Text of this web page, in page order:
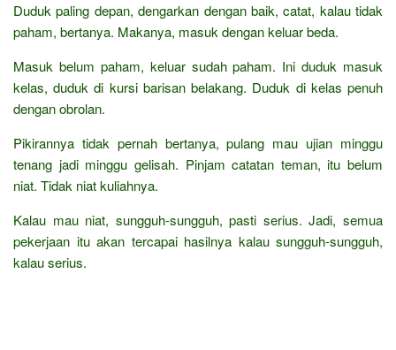
Duduk paling depan, dengarkan dengan baik, catat, kalau tidak
paham, bertanya. Makanya, masuk dengan keluar beda.
Masuk belum paham, keluar sudah paham. Ini duduk masuk
kelas, duduk di kursi barisan belakang. Duduk di kelas penuh
dengan obrolan.
Pikirannya tidak pernah bertanya, pulang mau ujian minggu
tenang jadi minggu gelisah. Pinjam catatan teman, itu belum
niat. Tidak niat kuliahnya.
Kalau mau niat, sungguh-sungguh, pasti serius. Jadi, semua
pekerjaan itu akan tercapai hasilnya kalau sungguh-sungguh,
kalau serius.